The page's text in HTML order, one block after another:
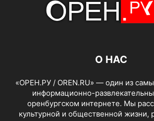
О НАС
«ОРЕН.РУ / OREN.RU» — один из
информационно-
оренбургском интернете. Мы
культурной и общественной жизни,